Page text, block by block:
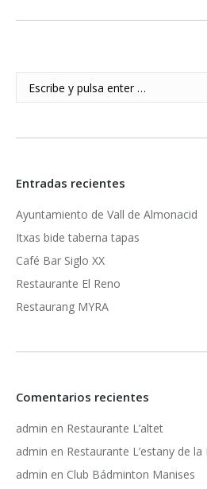
Buscar:
Entradas recientes
Ayuntamiento de Vall de Almonacid
Itxas bide taberna tapas
Café Bar Siglo XX
Restaurante El Reno
Restaurang MYRA
Comentarios recientes
admin en Restaurante L’altet
admin en Restaurante L’estany de
admin en Club Bádminton Manises